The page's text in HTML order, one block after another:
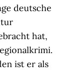
deutsche
hat,
ist er als